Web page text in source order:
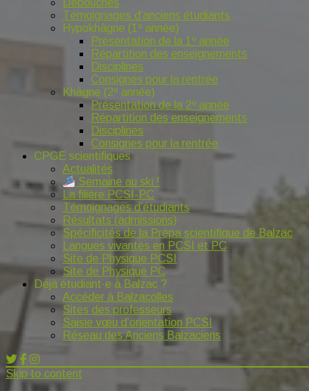
Débouchés
Témoignages d’anciens étudiants
Hypokhâgne (1º année)
Présentation de la 1º année
Répartition des enseignements
Disciplines
Consignes pour la rentrée
Khâgne (2º année)
Présentation de la 2º année
Répartition des enseignements
Disciplines
Consignes pour la rentrée
CPGE scientifiques
Actualités
Semaine au ski !
La filière PCSI-PC
Témoignages d’étudiants
Résultats (admissions)
Spécificités de la Prépa scientifique de Balzac
Langues vivantes en PCSI et PC
Site de Physique PCSI
Site de Physique PC
Déjà étudiant·e à Balzac ?
Accéder à Balzacolles
Sites des professeurs
Saisie vœu d’orientation PCSI
Réseau des Anciens Balzaciens
Skip to content